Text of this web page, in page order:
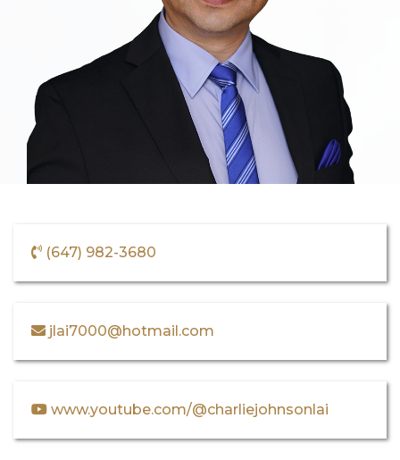
(647) 982-3680
jlai7000@hotmail.com
www.youtube.com/@charliejohnsonlai